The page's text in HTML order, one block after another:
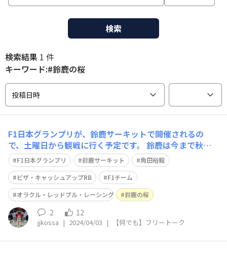
検索
検索結果 1 件
キーワード:#鈴鹿の桜
投稿日時
F1日本グランプリが、鈴鹿サーキットで開催されるの
で、土曜日から観戦に行く予定です。 鈴鹿は今まで秋開
催だったが、今年、初めて春開催。 ホンダのパワーユニ
ットを搭載するレッドブルとRB、特にRBの角田裕毅選手
の活躍に期待をしているところです。角田選手は、調子を
上げてきているので、さらなる高みを目指
F1日本グランプリ 鈴鹿サーキット
角田裕毅
ビザ・キャッシュアップRB
F1チーム
オラクル・レッドブル・レーシング
鈴鹿の桜
2 12
jjkossa | 2024/04/03 | 【何でも】フリートーク